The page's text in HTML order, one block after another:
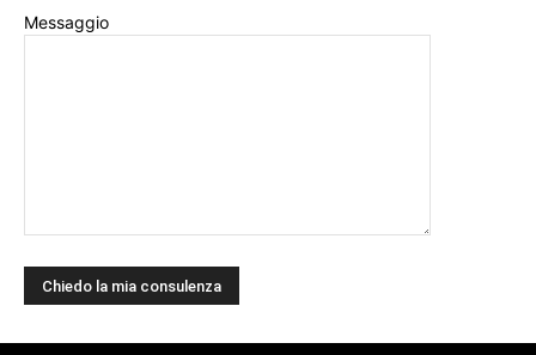
Messaggio